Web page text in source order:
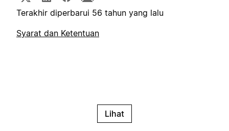
Terakhir diperbarui 56 tahun yang lalu
Syarat dan Ketentuan
Lihat